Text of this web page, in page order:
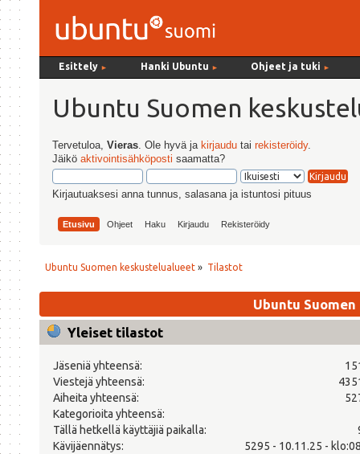
Esittely ► Hanki Ubuntu ► Ohjeet ja tuki ►
Ubuntu Suomen
Tervetuloa,Vieras . Ole hyvä ja kirjaudu tairekisteröidy.
Jäiköaktivointisähköposti saamatta?
Kirjautuaksesi anna tunnus, salasana ja istuntosi pituus
Etusivu Ohjeet Haku Kirjaudu Rekisteröidy
Ubuntu Suomen keskustelualueet » Tilastot
Ubuntu
Yleiset tilastot
Jäseniä yhteensä:
Viestejä yhteensä:
Aiheita yhteensä:
Kategorioita yhteensä:
Tällä hetkellä käyttäjiä paikalla:
Kävijäennätys:
5295 - 10.11.25 -